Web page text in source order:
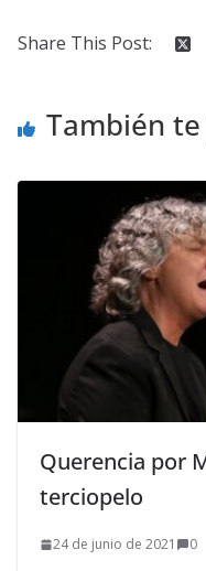
Share This Post:
También
Querencia por
terciopelo
24 de junio de 2021 0